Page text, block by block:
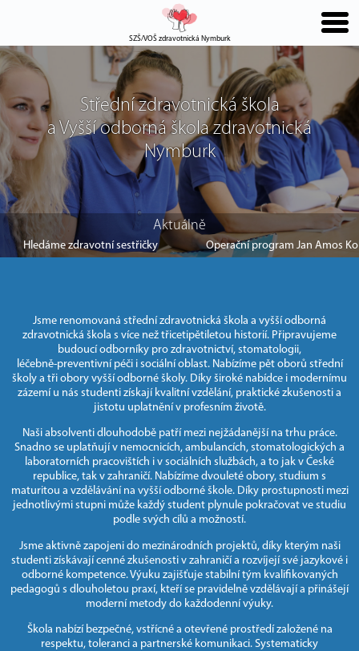
SZŠ/VOŠ zdravotnická Nymburk
Střední zdravotnická škola
a Vyšší odborná škola zdravotnická
Nymburk
Aktuálně
Hledáme zdravotní sestřičky Operační program Jan Amos
Jsme renomovaná střední zdravotnická škola a vyšší odborná
zdravotnická škola s více než třicetipětiletou historií. Připravujeme
budoucí odborníky pro zdravotnictví, stomatologii,
léčebně‑preventivní péči i sociální oblast. Nabízíme pět oborů střední
školy a tři obory vyšší odborné školy. Díky široké nabídce i modernímu
zázemí u nás studenti získají kvalitní vzdělání, praktické zkušenosti a
jistotu uplatnění v profesním životě.
Naši absolventi dlouhodobě patří mezi nejžádanější na trhu práce.
Snadno se uplatňují v nemocnicích, ambulancích, stomatologických a
laboratorních pracovištích i v sociálních službách, a to jak v České
republice, tak v zahraničí. Nabízíme dvouleté obory, studium s
maturitou a vzdělávání na vyšší odborné škole. Díky prostupnosti mezi
jednotlivými stupni může každý student plynule pokračovat ve studiu
podle svých cílů a možností.
Jsme aktivně zapojeni do mezinárodních projektů, díky kterým naši
studenti získávají cenné zkušenosti v zahraničí a rozvíjejí své jazykové i
odborné kompetence. Výuku zajišťuje stabilní tým kvalifikovaných
pedagogů s dlouholetou praxí, kteří se pravidelně vzdělávají a přinášejí
moderní metody do každodenní výuky.
Škola nabízí bezpečné, vstřícné a otevřené prostředí založené na
respektu, toleranci a partnerské komunikaci. Systematicky